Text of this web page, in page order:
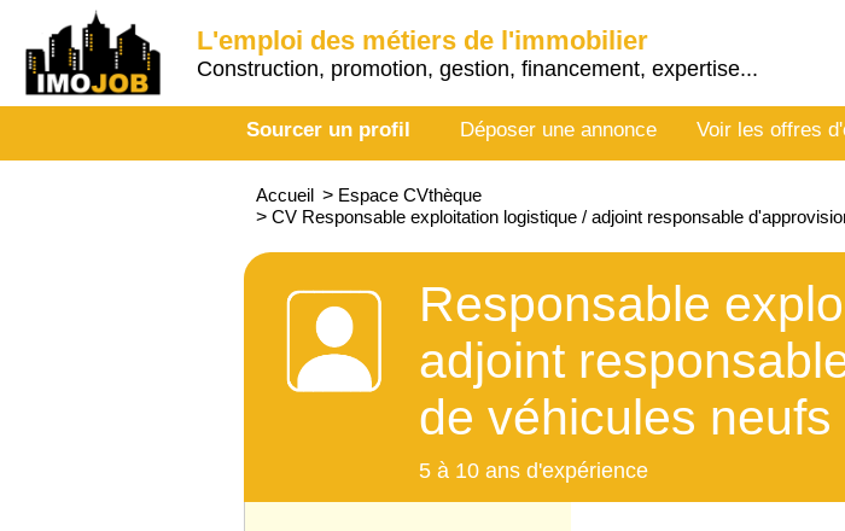
L'emploi des métiers de l'immobilier
Construction, promotion, gestion, financement, expertise...
Sourcer un profil Déposer une annonce Voir les offres
Accueil > Espace CVthèque
> CV Responsable exploitation logistique / adjoint responsable
Responsable
adjoint
de véhicules neufs
5 à 10 ans d'expérience